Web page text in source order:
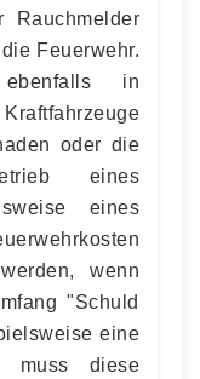
Feuerwehr.
ebenfalls in
oder die
eines
eines
wenn
"Schuld
eine
muss diese